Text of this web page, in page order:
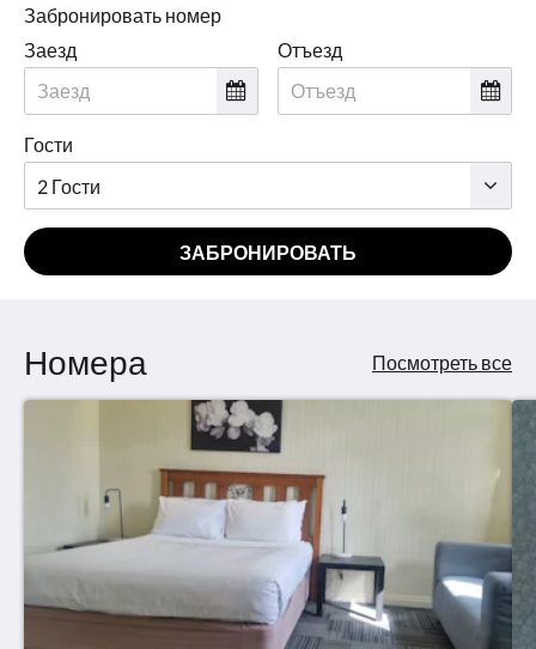
Забронировать номер
Заезд
Отъезд
Гости
ЗАБРОНИРОВАТЬ
Номера Посмотреть все